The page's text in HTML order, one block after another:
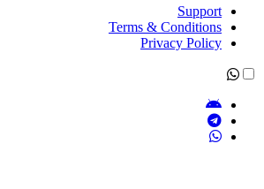
Support
Terms & Conditions
Privacy Policy